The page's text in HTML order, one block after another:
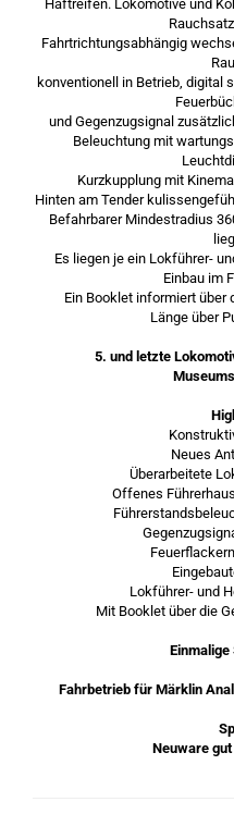
Haftreifen. Lokomotive und
Fahrtrichtungsabhängig
konventionell in Betrieb, digital
und Gegenzugsignal
Beleuchtung mit
Kurzkupplung mit
Hinten am Tender
Befahrbarer Mindestradius
Es liegen je ein Lokführer-
Einbau im
Ein Booklet informiert über
Länge über
5. und letzte
Neues
Überarbeitete
Offenes
Lokführer- und
Mit Booklet über die
Einmalige
Fahrbetrieb für Märklin
Neuware